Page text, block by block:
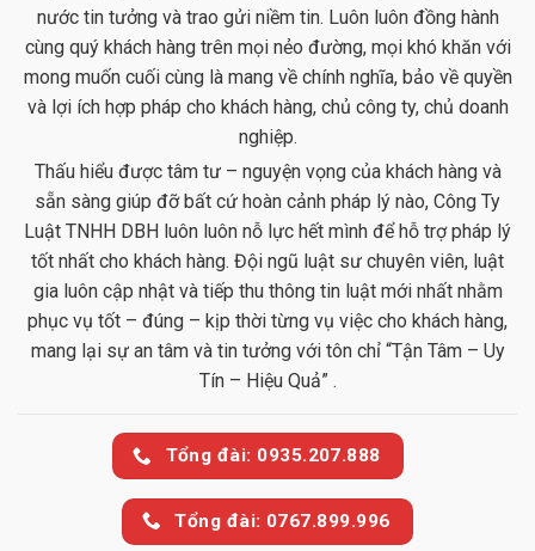
nước tin tưởng và trao gửi niềm tin. Luôn luôn đồng hành
cùng quý khách hàng trên mọi nẻo đường, mọi khó khăn với
mong muốn cuối cùng là mang về chính nghĩa, bảo về quyền
và lợi ích hợp pháp cho khách hàng, chủ công ty, chủ doanh
nghiệp.
Thấu hiểu được tâm tư – nguyện vọng của khách hàng và
sẵn sàng giúp đỡ bất cứ hoàn cảnh pháp lý nào, Công Ty
Luật TNHH DBH luôn luôn nỗ lực hết mình để hỗ trợ pháp lý
tốt nhất cho khách hàng. Đội ngũ luật sư chuyên viên, luật
gia luôn cập nhật và tiếp thu thông tin luật mới nhất nhằm
phục vụ tốt – đúng – kịp thời từng vụ việc cho khách hàng,
mang lại sự an tâm và tin tưởng với tôn chỉ “Tận Tâm – Uy
Tín – Hiệu Quả” .
Tổng đài: 0935.207.888
Tổng đài: 0767.899.996